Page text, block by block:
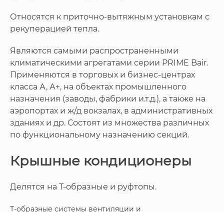
Относятся к приточно-вытяжным установкам с
рекуперацией тепла.
Являются самыми распространенными
климатическими агрегатами серии PRIME Bair.
Применяются в торговых и бизнес-центрах
класса А, А+, на объектах промышленного
назначения (заводы, фабрики и.т.д.), а также на
аэропортах и ж/д вокзалах, в административных
зданиях и др. Состоят из множества различных
по функциональному назначению секций.
Крышные кондиционеры
Делятся на Т-образные и руфтопы.
Т-образные системы вентиляции и